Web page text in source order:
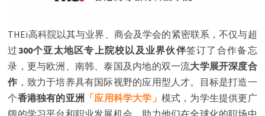
THEi高科院以其与业界、商会及学会的紧密联系，不仅与超
过300个亚太地区专上院校以及业界伙伴签订了合作备忘
录，更与欧洲、南韩、泰国及内地的双一流大学展开深度合
作 ，致力于培养具有国际视野的应用型人才。目标是打造一
个香港独有的亚洲 「应用科学大学」 模式，为学生提供更广